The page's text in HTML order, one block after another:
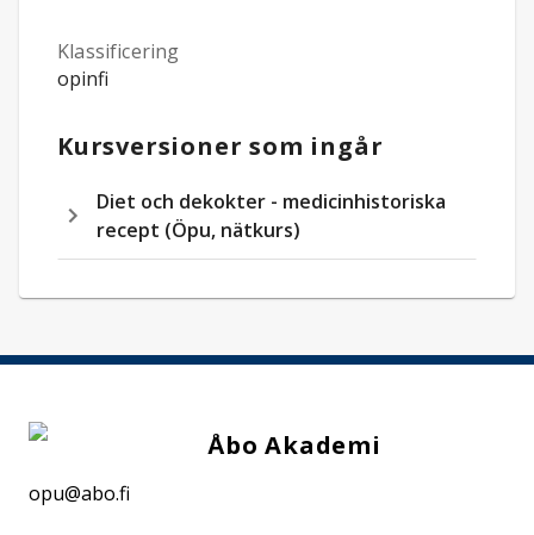
Klassificering
opinfi
Kursversioner som ingår
Diet och dekokter - medicinhistoriska
recept (Öpu, nätkurs)
Åbo Akademi
opu@abo.fi